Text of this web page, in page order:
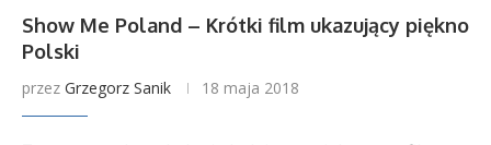
Show Me Poland – Krótki film ukazujący piękno
Polski
przez Grzegorz Sanik 18 maja 2018